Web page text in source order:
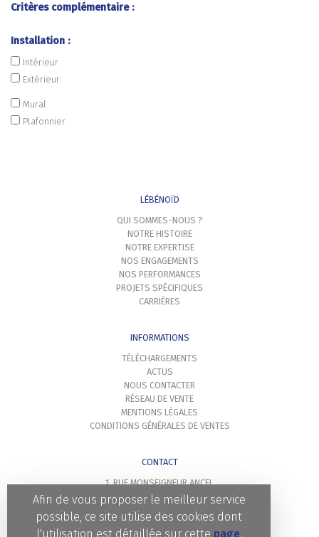
Critères complémentaire :
Installation :
Intérieur
Extérieur
Mural
Plafonnier
LÉBÉNOÏD
QUI SOMMES-NOUS ?
NOTRE HISTOIRE
NOTRE EXPERTISE
NOS ENGAGEMENTS
NOS PERFORMANCES
PROJETS SPÉCIFIQUES
CARRIÈRES
INFORMATIONS
TÉLÉCHARGEMENTS
ACTUS
NOUS CONTACTER
RÉSEAU DE VENTE
MENTIONS LÉGALES
CONDITIONS GÉNÉRALES DE VENTES
CONTACT
1, RUE MONSEIGNEUR ANCEL
69800 SAINT PRIEST
TÉL : + 33 (0)4 72 11 39 90
FAX : -
Afin de vous proposer le meilleur service
possible, ce site utilise des cookies dont
l'utilisation est détaillée sur cette page.